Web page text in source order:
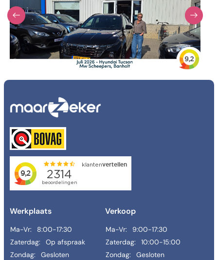
Verkocht
Transmissie
Kleur
Carrosserie
Prijs (€)
-
Kilometerstand
-
Werkplaats
Ma-Vr:
8:00-17:30
Zaterdag:
Op afspraak
Zondag:
Gesloten
Verkoop
Ma-Vr:
9:00-17:30
Zaterdag:
10:00-15:00
Zondag:
Gesloten